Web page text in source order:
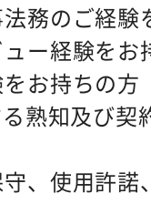
務のご経
ー経験をお
お持ちの方
熟知及び
守、使用許